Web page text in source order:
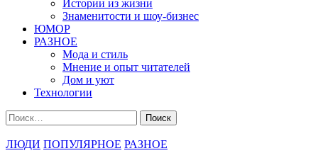
Истории из жизни
Знаменитости и шоу-бизнес
ЮМОР
РАЗНОЕ
Мода и стиль
Мнение и опыт читателей
Дом и уют
Технологии
Найти:
ЛЮДИ ПОПУЛЯРНОЕ РАЗНОЕ